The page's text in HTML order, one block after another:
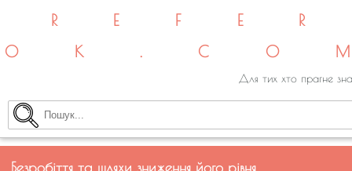
Для тих хто прагне
Безробіття та шляхи зниження його рівня